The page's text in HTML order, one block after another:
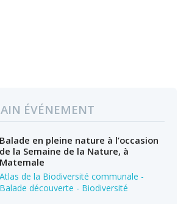
ÉVÉNEMENT
Balade en pleine nature à l’occasion
de la Semaine de la Nature, à
Matemale
Atlas de la Biodiversité communale -
Balade découverte - Biodiversité